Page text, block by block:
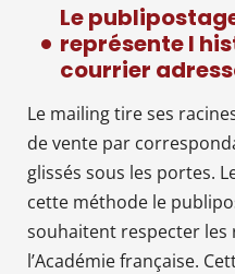
Le
représente l
courrier
Le mailing tire ses
de vente par
glissés sous les portes.
cette méthode le
souhaitent respecter
l’Académie française.